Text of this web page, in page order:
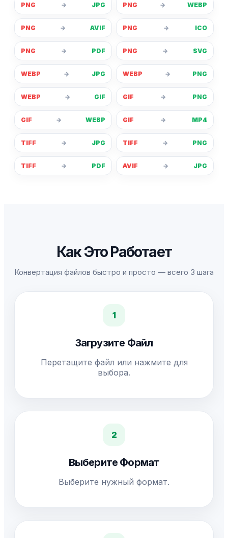
PNG → JPG PNG → WEBP
PNG → AVIF PNG → ICO
PNG → PDF PNG → SVG
WEBP → JPG WEBP → PNG
WEBP → GIF GIF → PNG
GIF → WEBP GIF → MP4
TIFF → JPG TIFF → PNG
TIFF → PDF AVIF → JPG
Как Это Работает
Конвертация файлов быстро и просто — всего 3 шага
1
Загрузите Файл
Перетащите файл или нажмите для
выбора.
2
Выберите Формат
Выберите нужный формат.